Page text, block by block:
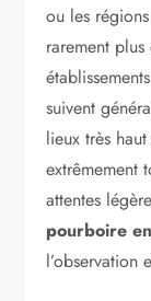
ou les
rarement
suivent
lieux très
extrêmement
attentes
pourboire
l’observation